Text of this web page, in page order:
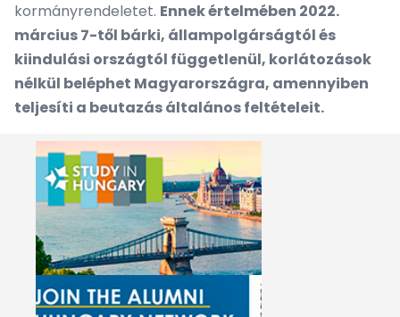
kormányrendeletet. Ennek értelmében 2022.
március 7-től bárki, állampolgárságtól és
kiindulási országtól függetlenül, korlátozások
nélkül beléphet Magyarországra, amennyiben
teljesíti a beutazás általános feltételeit.